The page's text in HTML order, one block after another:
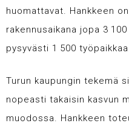
huomattavat. Hankkeen
rakennusaikana jopa 3
pysyvästi 1 500
Turun kaupungin tekemä
nopeasti takaisin kasvun
muodossa. Hankkeen